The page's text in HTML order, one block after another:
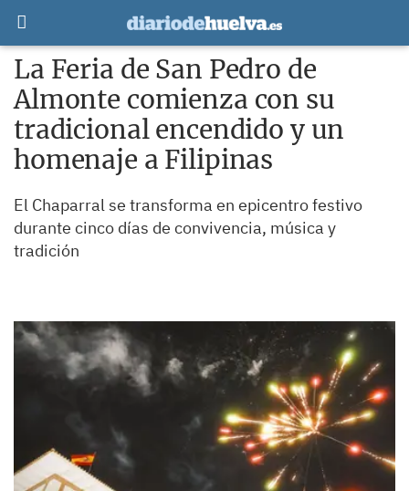
La Feria de San Pedro de
Almonte comienza con su
tradicional encendido y un
homenaje a Filipinas
El Chaparral se transforma en epicentro festivo
durante cinco días de convivencia, música y
tradición